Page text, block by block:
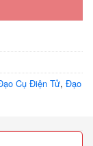
Cụ Điện Tử, Đạo